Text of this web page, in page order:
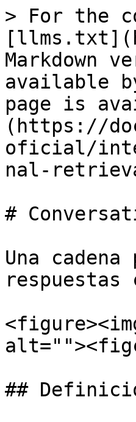
> For the
Markdown
available
page is
(https://
oficial/
nal-
#
Una
respuestas
##